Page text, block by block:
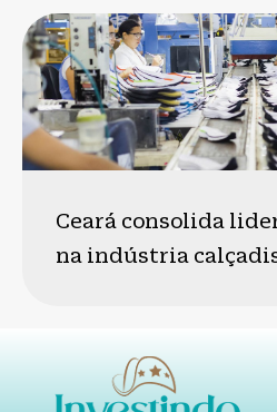
Ceará consolida
na indústria